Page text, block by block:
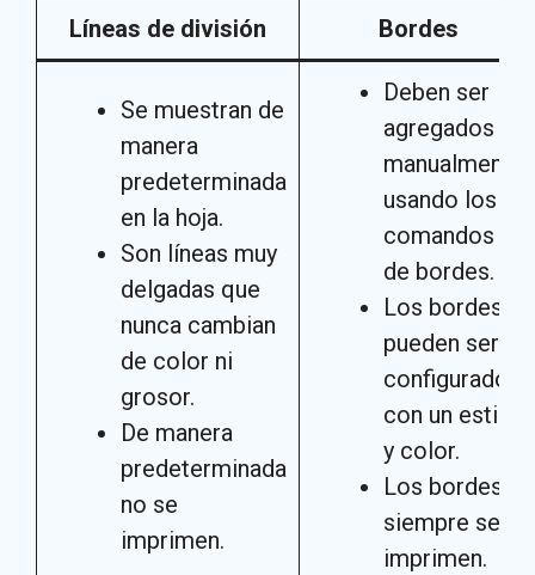
Líneas de división Bordes
Se muestran de
manera
predeterminada
en la hoja.
Son líneas muy
delgadas que
nunca cambian
de color ni
grosor.
De manera
predeterminada
no se
imprimen.
Deben ser
agregados
manualmente
usando los
comandos
de bordes.
Los bordes
pueden ser
configurados
con un estilo
y color.
Los bordes
siempre se
imprimen.